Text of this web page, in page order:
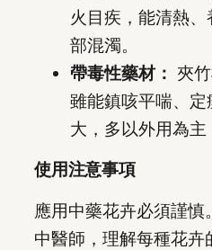
火目疾，能清熱
部混濁。
帶毒性藥材： 夾
雖能鎮咳平喘、
大，多以外用為主
使用注意事項
應用中藥花卉必須謹
中醫師，理解每種花